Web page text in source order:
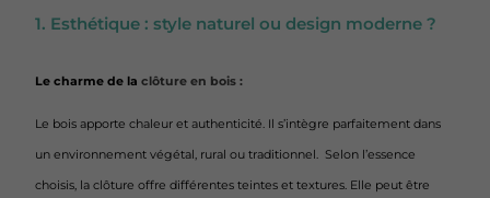
1. Esthétique : style naturel ou design moderne ?
Le charme de laclôture en bois :
Le bois apporte chaleur et authenticité. Il s’intègre parfaitement dans
un environnement végétal, rural ou traditionnel. Selon l’essence
choisis, la clôture offre différentes teintes et textures. Elle peut être